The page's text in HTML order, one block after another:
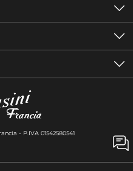
- P.IVA 01542580541